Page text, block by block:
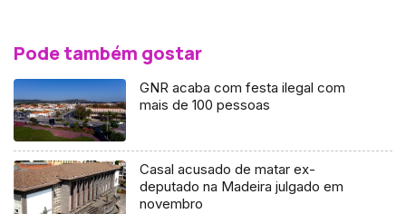
Pode também gostar
GNR acaba com festa ilegal com
mais de 100 pessoas
Casal acusado de matar ex-
deputado na Madeira julgado em
novembro